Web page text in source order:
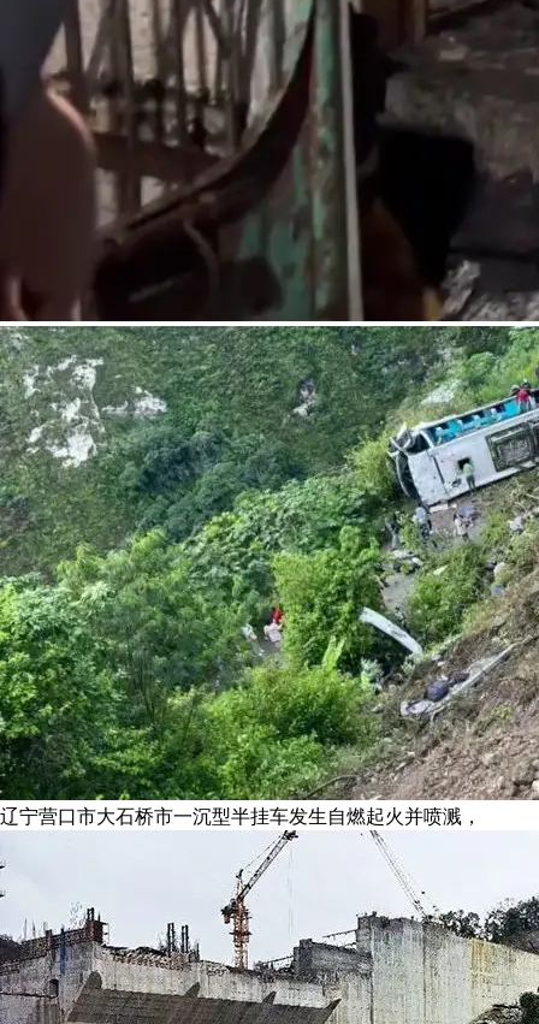
辽宁营口市大石桥市一沉型半挂车发生自燃起火并喷溅，